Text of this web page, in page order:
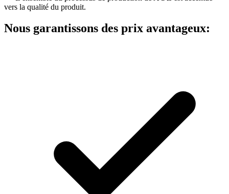
vers la qualité du produit.
Nous garantissons des prix avantageux: